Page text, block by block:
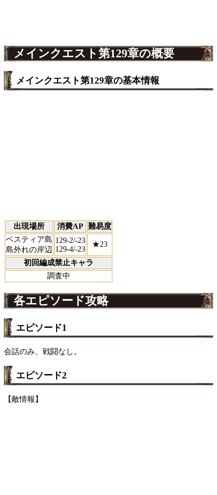
メインクエスト第129章の概要
メインクエスト第129章の基本情報
出現場所 消費AP 難易度
ベスティア島
島外れの岸辺
129-2/-23
129-4/-23
★23
初回編成禁止キャラ
調査中
各エピソード攻略
エピソード1
会話のみ、戦闘なし。
エピソード2
【敵情報】